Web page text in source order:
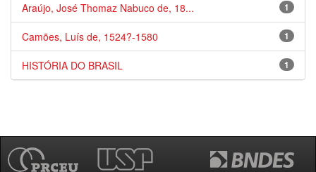
1
Araújo, José Thomaz Nabuco de, 18...
1
Camões, Luís de, 1524?-1580
1
HISTÓRIA DO BRASIL